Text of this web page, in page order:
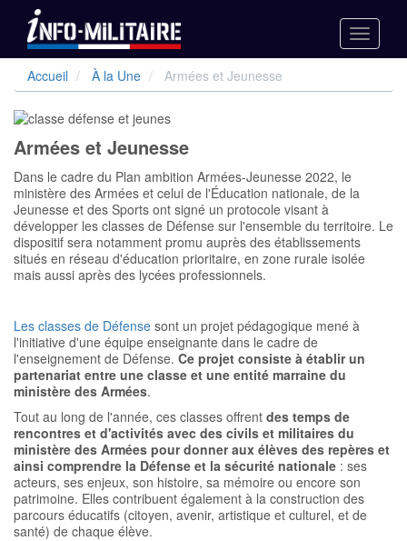
principal
Toggle
Accueil
À la Une Armées et Jeunesse
Armées et Jeunesse
Dans le cadre du Plan ambition Armées-Jeunesse 2022, le
ministère des Armées et celui de l'Éducation nationale, de la
Jeunesse et des Sports ont signé un protocole visant à
développer les classes de Défense sur l'ensemble du territoire. Le
dispositif sera notamment promu auprès des établissements
situés en réseau d'éducation prioritaire, en zone rurale isolée
mais aussi après des lycées professionnels.
Les classes de Défense sont un projet pédagogique mené à
l'initiative d'une équipe enseignante dans le cadre de
l'enseignement de Défense. Ce projet consiste à établir un
partenariat entre une classe et une entité marraine du
ministère des Armées.
Tout au long de l'année, ces classes offrent des temps de
rencontres et d'activités avec des civils et militaires du
ministère des Armées pour donner aux élèves des repères et
ainsi comprendre la Défense et la sécurité nationale : ses
acteurs, ses enjeux, son histoire, sa mémoire ou encore son
patrimoine. Elles contribuent également à la construction des
parcours éducatifs (citoyen, avenir, artistique et culturel, et de
santé) de chaque élève.